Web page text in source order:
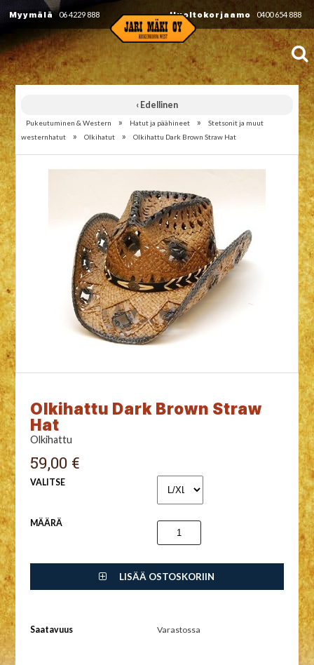
Myymälä 06 4229 888 Huoltokorjaamo 0400 654 888
‹ Edellinen
Pukeutuminen & Western » Hatut ja päähineet »
Stetsonit ja muut
westernhatut
» Olkihatut » Olkihattu Dark Brown Straw Hat
Olkihattu Dark Brown Straw
Hat
Olkihattu
59,00 €
VALITSE
MÄÄRÄ
LISÄÄ OSTOSKORIIN
Saatavuus Varastossa